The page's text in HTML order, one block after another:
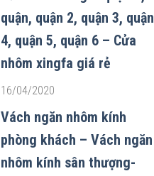
quận, quận 2, quận 3, quận
4, quận 5, quận 6 – Cửa
nhôm xingfa giá rẻ
16/04/2020
Vách ngăn nhôm kính
phòng khách – Vách ngăn
nhôm kính sân thượng-